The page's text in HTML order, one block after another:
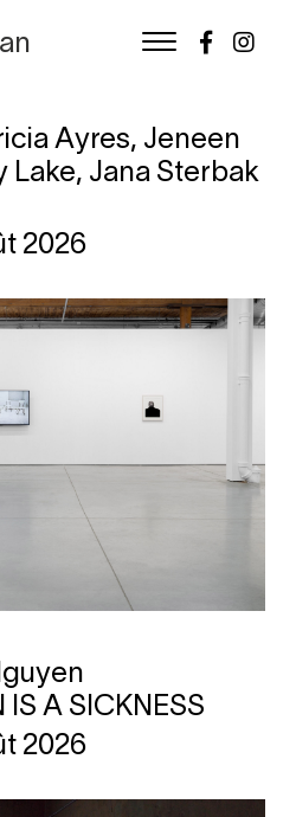
Ayres, Jeneen
Lake, Jana Sterbak
2026
IS A SICKNESS
2026